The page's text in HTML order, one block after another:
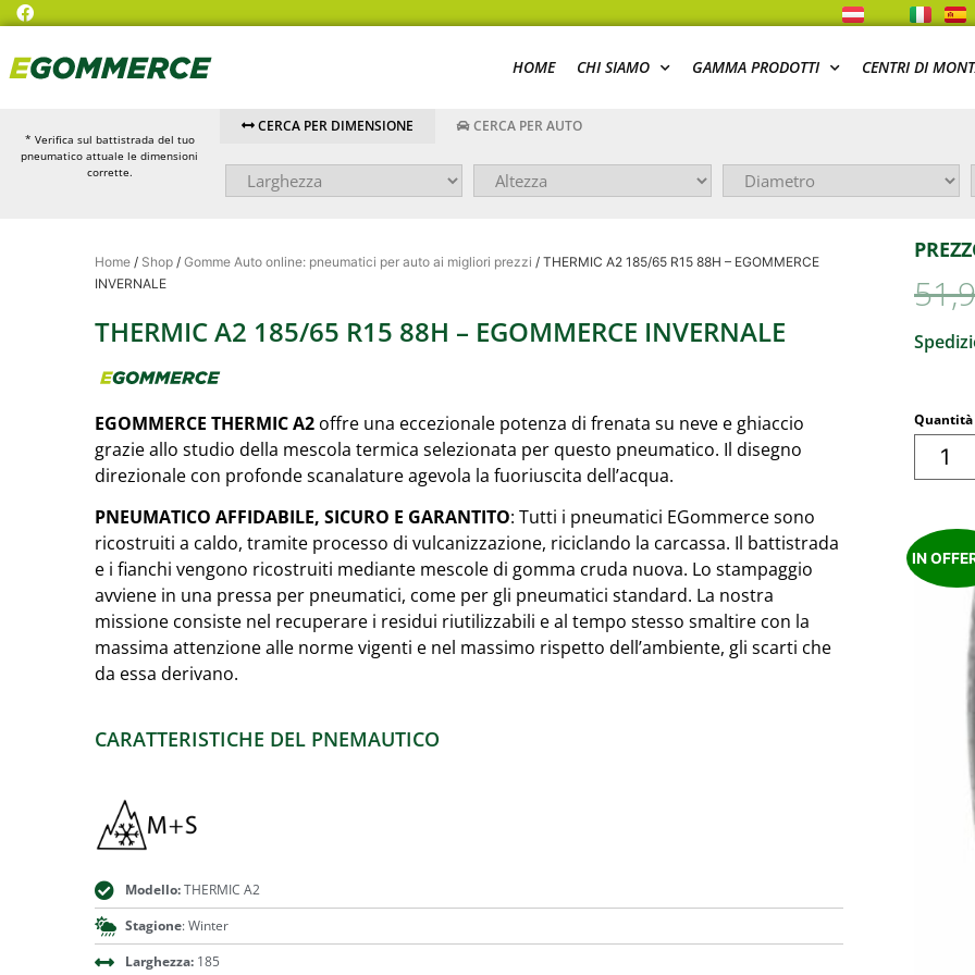
HOME CHI SIAMO GAMMA PRODOTTI CENTRI DI
* Verifica sul battistrada del tuo
pneumatico attuale le dimensioni
corrette.
CERCA PER DIMENSIONE CERCA PER AUTO
Home / Shop / Gomme Auto online: pneumatici per auto ai migliori prezzi / THERMIC A2 185/65 R15 88H – EGOMMERCE
INVERNALE
THERMIC A2 185/65 R15 88H – EGOMMERCE INVERNALE
EGOMMERCE THERMIC A2 offre una eccezionale potenza di frenata su neve e ghiaccio
grazie allo studio della mescola termica selezionata per questo pneumatico. Il disegno
direzionale con profonde scanalature agevola la fuoriuscita dell’acqua.
PNEUMATICO AFFIDABILE, SICURO E GARANTITO: Tutti i pneumatici EGommerce sono
ricostruiti a caldo, tramite processo di vulcanizzazione, riciclando la carcassa. Il battistrada
e i fianchi vengono ricostruiti mediante mescole di gomma cruda nuova. Lo stampaggio
avviene in una pressa per pneumatici, come per gli pneumatici standard. La nostra
missione consiste nel recuperare i residui riutilizzabili e al tempo stesso smaltire con la
massima attenzione alle norme vigenti e nel massimo rispetto dell’ambiente, gli scarti che
da essa derivano.
CARATTERISTICHE DEL PNEMAUTICO
Modello:THERMIC A2
Stagione: Winter
Larghezza:185
Quantità
IN